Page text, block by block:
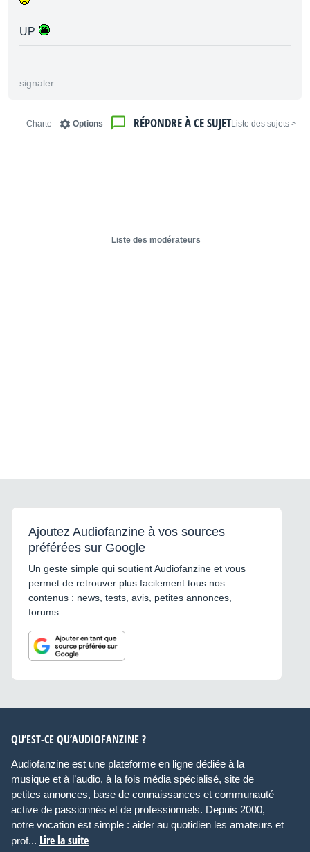
UP
signaler
< Liste des sujets
RÉPONDRE À CE SUJET
Options
Charte
Liste des modérateurs
Ajoutez Audiofanzine à vos sources
préférées sur Google
Un geste simple qui soutient Audiofanzine et vous
permet de retrouver plus facilement tous nos
contenus : news, tests, avis, petites annonces,
forums...
QU’EST-CE QU’AUDIOFANZINE ?
Audiofanzine est une plateforme en ligne dédiée à la
musique et à l’audio, à la fois média spécialisé, site de
petites annonces, base de connaissances et communauté
active de passionnés et de professionnels. Depuis 2000,
notre vocation est simple : aider au quotidien les amateurs et
prof... Lire la suite